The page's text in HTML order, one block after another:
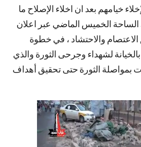
خيامهم بعد ان اخلاء الإصلاح ما
الساحة الخميس الماضي عبر اعلان
الاعتصام والاحتشاد ، في خطوة
لشهداء وجرحى الثورة والذي
بمواصلة الثورة حتى تحقيق أهداف